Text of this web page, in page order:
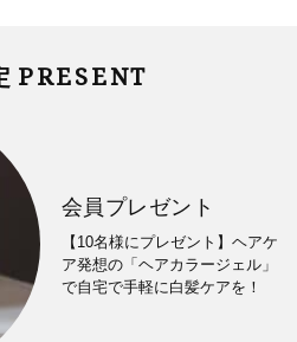
PRESENT
会員プレゼント
【10名様にプレゼント】ヘアケ
ア発想の「ヘアカラージェル」
で自宅で手軽に白髪ケアを！